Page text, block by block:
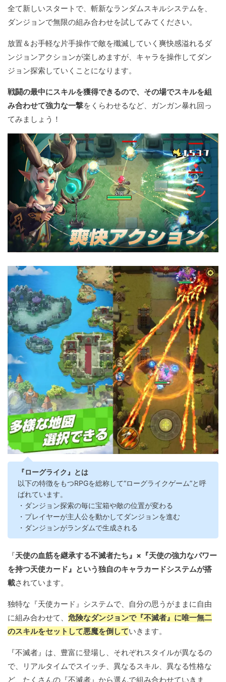
全て新しいスタートで、斬新なランダムスキルシステムを、
ダンジョンで無限の組み合わせを試してみてください。
放置＆お手軽な片手操作で敵を殲滅していく爽快感溢れるダ
ンジョンアクションが楽しめますが、キャラを操作してダン
ジョン探索していくことになります。
戦闘の最中にスキルを獲得できるので、その場でスキルを組
み合わせて強力な一撃をくらわせるなど、ガンガン暴れ回っ
てみましょう！
『ローグライク』とは
以下の特徴をもつRPGを総称して“ローグライクゲーム”と呼
ばれています。
・ダンジョン探索の毎に宝箱や敵の位置が変わる
・プレイヤーが主人公を動かしてダンジョンを進む
・ダンジョンがランダムで生成される
『天使の血筋を継承する不滅者たち』×『天使の強力なパワー
を持つ天使カード』という独自のキャラカードシステムが搭
載されています。
独特な『天使カード』システムで、自分の思うがままに自由
に組み合わせて、 危険なダンジョンで『不滅者』に唯一無二
のスキルをセットして悪魔を倒していきます。
『不滅者』は、豊富に登場し、それぞれスタイルが異なるの
で、リアルタイムでスイッチ、異なるスキル、異なる性格な
ど、たくさんの『不滅者』から選んで組み合わせていきま